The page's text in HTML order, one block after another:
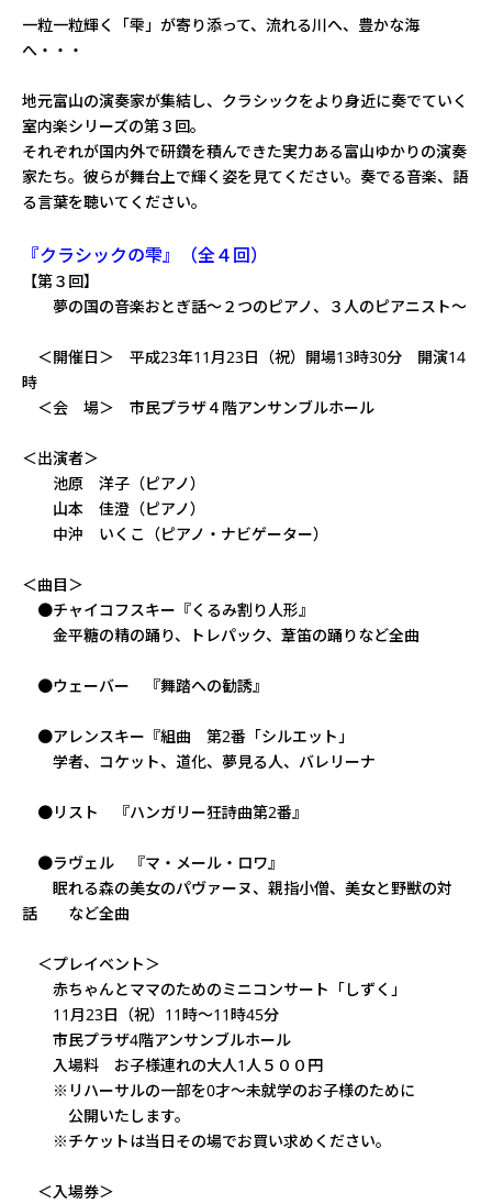
一粒一粒輝く「雫」が寄り添って、流れる川へ、豊かな海
へ・・・
地元富山の演奏家が集結し、クラシックをより身近に奏でていく
室内楽シリーズの第３回。
それぞれが国内外で研鑽を積んできた実力ある富山ゆかりの演奏
家たち。彼らが舞台上で輝く姿を見てください。奏でる音楽、語
る言葉を聴いてください。
『クラシックの雫』（全４回）
【第３回】
夢の国の音楽おとぎ話～２つのピアノ、３人のピアニスト～
＜開催日＞ 平成23年11月23日（祝）開場13時30分 開演14
時
＜会 場＞ 市民プラザ４階アンサンブルホール
＜出演者＞
池原 洋子（ピアノ）
山本 佳澄（ピアノ）
中沖 いくこ（ピアノ・ナビゲーター）
＜曲目＞
●チャイコフスキー『くるみ割り人形』
金平糖の精の踊り、トレパック、葦笛の踊りなど全曲
●ウェーバー 『舞踏への勧誘』
●アレンスキー『組曲 第2番「シルエット」
学者、コケット、道化、夢見る人、バレリーナ
●リスト 『ハンガリー狂詩曲第2番』
●ラヴェル 『マ・メール・ロワ』
眠れる森の美女のパヴァーヌ、親指小僧、美女と野獣の対
話 など全曲
＜プレイベント＞
赤ちゃんとママのためのミニコンサート「しずく」
11月23日（祝）11時～11時45分
市民プラザ4階アンサンブルホール
入場料 お子様連れの大人1人５００円
※リハーサルの一部を0才～未就学のお子様のために
公開いたします。
※チケットは当日その場でお買い求めください。
＜入場券＞